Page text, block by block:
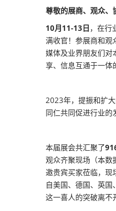
尊敬的展商、观众、
10月11-13日 ，在行
满收官！参展商和观
媒体及业界朋友们对
享、信息互通于一体
2023年，提振和扩
同仁共同促进行业的
本届展会共汇聚了
观众齐聚现场（本
邀贵宾买家莅临，现
自美国、德国、英
这一喜人的突破离不